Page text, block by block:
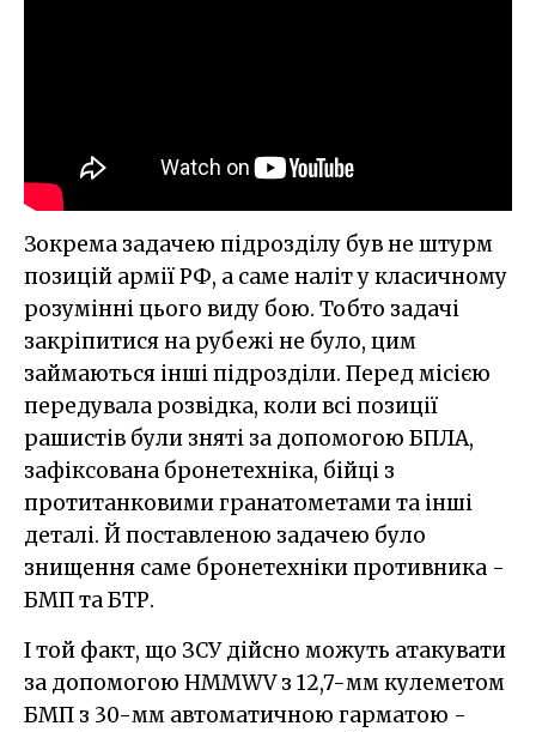
Зокрема задачею підрозділу був не штурм
позицій армії РФ, а саме наліт у класичному
розумінні цього виду бою. Тобто задачі
закріпитися на рубежі не було, цим
займаються інші підрозділи. Перед місією
передувала розвідка, коли всі позиції
рашистів були зняті за допомогою БПЛА,
зафіксована бронетехніка, бійці з
протитанковими гранатометами та інші
деталі. Й поставленою задачею було
знищення саме бронетехніки противника -
БМП та БТР.
І той факт, що ЗСУ дійсно можуть атакувати
за допомогою HMMWV з 12,7-мм кулеметом
БМП з 30-мм автоматичною гарматою -